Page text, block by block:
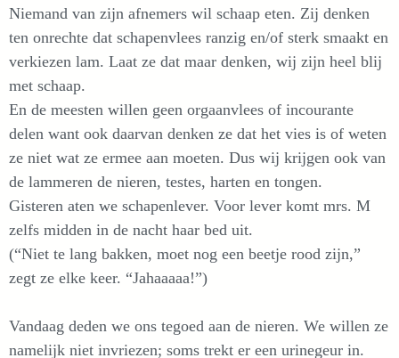
Niemand van zijn afnemers wil schaap eten. Zij denken
ten onrechte dat schapenvlees ranzig en/of sterk smaakt en
verkiezen lam. Laat ze dat maar denken, wij zijn heel blij
met schaap.
En de meesten willen geen orgaanvlees of incourante
delen want ook daarvan denken ze dat het vies is of weten
ze niet wat ze ermee aan moeten. Dus wij krijgen ook van
de lammeren de nieren, testes, harten en tongen.
Gisteren aten we schapenlever. Voor lever komt mrs. M
zelfs midden in de nacht haar bed uit.
(“Niet te lang bakken, moet nog een beetje rood zijn,”
zegt ze elke keer. “Jahaaaaa!”)
Vandaag deden we ons tegoed aan de nieren. We willen ze
namelijk niet invriezen; soms trekt er een urinegeur in.